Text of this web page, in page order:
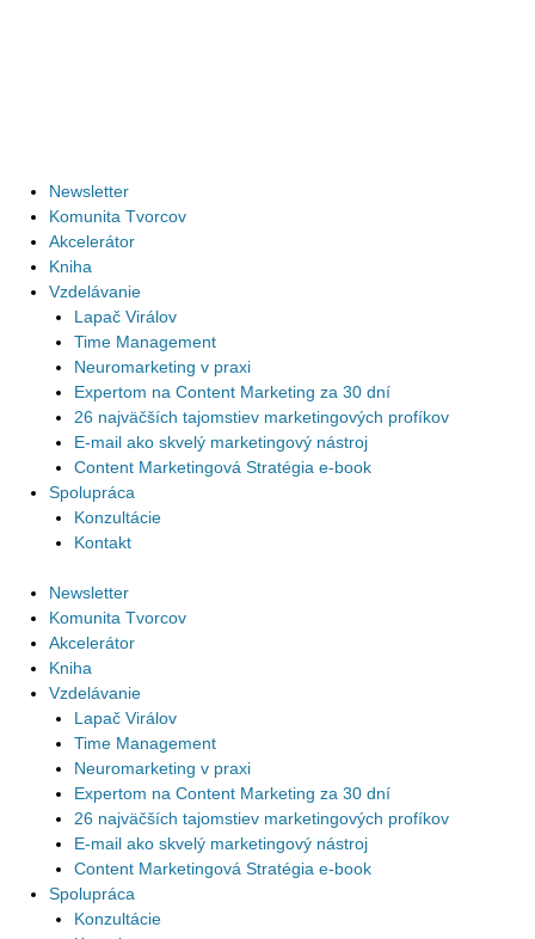
Newsletter
Komunita Tvorcov
Akcelerátor
Kniha
Vzdelávanie
Lapač Virálov
Time Management
Neuromarketing v praxi
Expertom na Content Marketing za 30 dní
26 najväčších tajomstiev marketingových profíkov
E-mail ako skvelý marketingový nástroj
Content Marketingová Stratégia e-book
Spolupráca
Konzultácie
Kontakt
Newsletter
Komunita Tvorcov
Akcelerátor
Kniha
Vzdelávanie
Lapač Virálov
Time Management
Neuromarketing v praxi
Expertom na Content Marketing za 30 dní
26 najväčších tajomstiev marketingových profíkov
E-mail ako skvelý marketingový nástroj
Content Marketingová Stratégia e-book
Spolupráca
Konzultácie